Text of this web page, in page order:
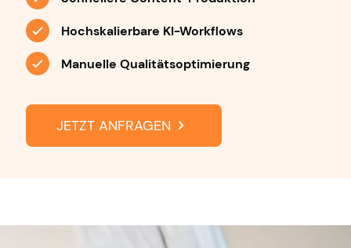
Hochskalierbare KI-Workflows
Manuelle Qualitätsoptimierung
JETZT ANFRAGEN